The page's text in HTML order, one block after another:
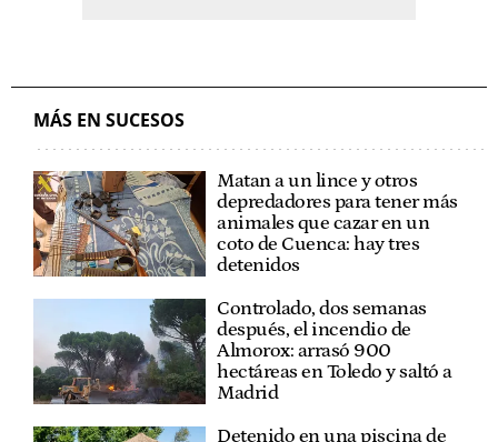
MÁS EN SUCESOS
Matan a un lince y otros
depredadores para tener más
animales que cazar en un
coto de Cuenca: hay tres
detenidos
Controlado, dos semanas
después, el incendio de
Almorox: arrasó 900
hectáreas en Toledo y saltó a
Madrid
Detenido en una piscina de